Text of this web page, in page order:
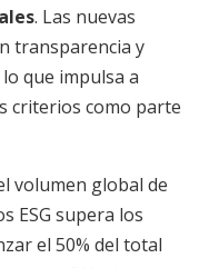
. Las nuevas
transparencia y
que impulsa a
criterios como parte
volumen global de
ESG supera los
el 50% del total